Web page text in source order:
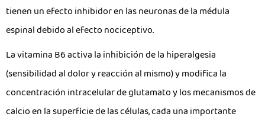
tienen un efecto inhibidor en las neuronas de la médula
espinal debido al efecto nociceptivo.
La vitamina B6 activa la inhibición de la hiperalgesia
(sensibilidad al dolor y reacción al mismo) y modifica la
concentración intracelular de glutamato y los mecanismos de
calcio en la superficie de las células, cada una importante